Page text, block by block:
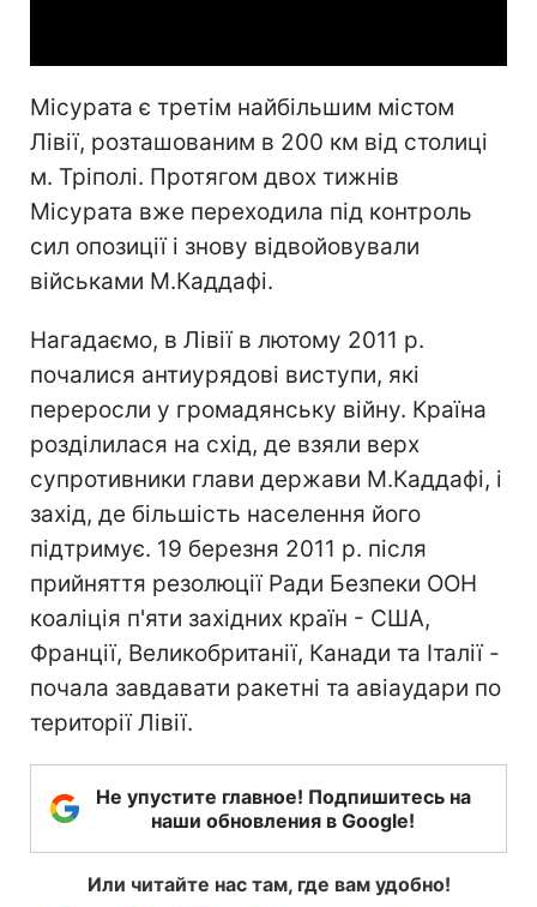
Місурата є третім найбільшим містом
Лівії, розташованим в 200 км від столиці
м. Тріполі. Протягом двох тижнів
Місурата вже переходила під контроль
сил опозиції і знову відвойовували
військами М.Каддафі.
Нагадаємо, в Лівії в лютому 2011 р.
почалися антиурядові виступи, які
переросли у громадянську війну. Країна
розділилася на схід, де взяли верх
супротивники глави держави М.Каддафі, і
захід, де більшість населення його
підтримує. 19 березня 2011 р. після
прийняття резолюції Ради Безпеки ООН
коаліція п'яти західних країн - США,
Франції, Великобританії, Канади та Італії -
почала завдавати ракетні та авіаудари по
території Лівії.
Не упустите главное! Подпишитесь на
наши обновления в Google!
Или читайте нас там, где вам удобно!